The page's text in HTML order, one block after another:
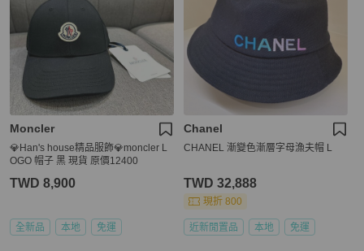
Moncler
💎Han's house精品服飾💎moncler L
OGO 帽子 黑 現貨 原價12400
TWD 8,900
全新品 本地 免運
Chanel
CHANEL 漸變色漸層字母漁夫帽 L
TWD 32,888
現折 800
近新閒置品 本地 免運